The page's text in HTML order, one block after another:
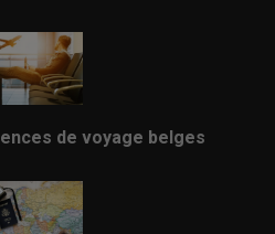
de voyage belges